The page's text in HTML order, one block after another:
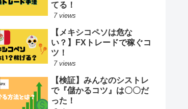
てる！
7 views
【メキシコペソは危な
い？】FXトレードで稼ぐコ
ツ！
7 views
【検証】みんなのシストレ
で『儲かるコツ』は〇〇だ
った！